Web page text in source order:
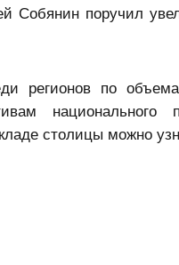
Собянин поручил
регионов по
национального
столицы можно